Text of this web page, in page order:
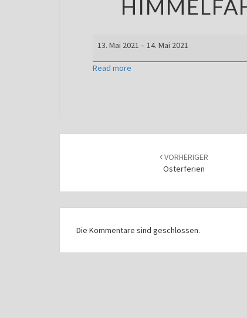
Himmelfahrt
und
Brückentag
13. Mai 2021 – 14. Mai 2021
Read more
VORHERIGER
Osterferien
Die Kommentare sind geschlossen.